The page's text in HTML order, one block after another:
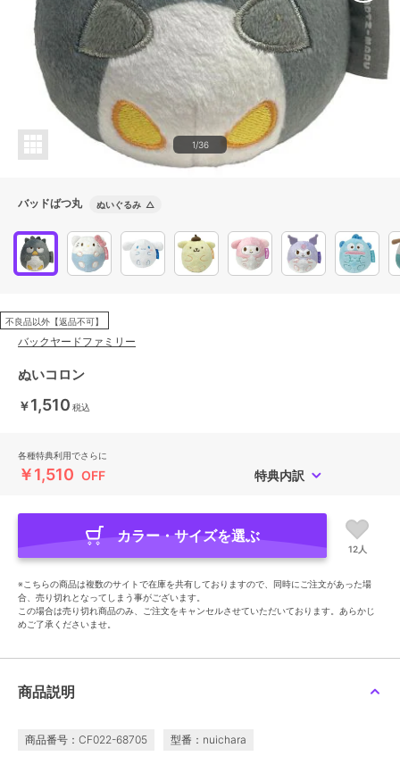
1/36
バッドばつ丸 ぬいぐるみ △
不良品以外【返品不可】
バックヤードファミリー
ぬいコロン
￥1,510 税込
各種特典利用でさらに
￥1,510 OFF 特典内訳
カラー・サイズを選ぶ
12人
※こちらの商品は複数のサイトで在庫を共有しておりますので、同時にご注文があった場
合、売り切れとなってしまう事がございます。
この場合は売り切れ商品のみ、ご注文をキャンセルさせていただいております。あらかじ
めご了承くださいませ。
商品説明
商品番号：CF022-68705 型番：nuichara